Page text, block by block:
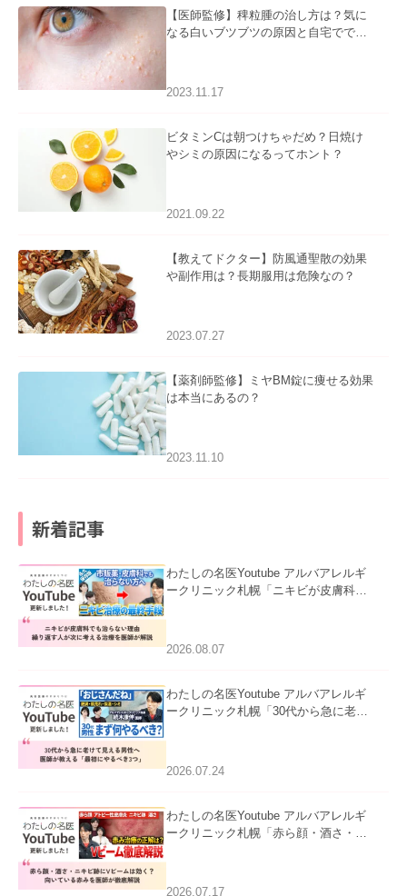
【医師監修】稗粒腫の治し方は？気に
なる白いブツブツの原因と自宅ででき
2023.11.17
ビタミンCは朝つけちゃだめ？日焼け
やシミの原因になるってホント？
2021.09.22
【教えてドクター】防風通聖散の効果
や副作用は？長期服用は危険なの？
2023.07.27
【薬剤師監修】ミヤBM錠に痩せる効果
は本当にあるの？
2023.11.10
新着記事
わたしの名医Youtube アルバアレルギ
ークリニック札幌「ニキビが皮膚科で
ました。
2026.08.07
わたしの名医Youtube アルバアレルギ
ークリニック札幌「30代から急に老け
た。
2026.07.24
わたしの名医Youtube アルバアレルギ
ークリニック札幌「赤ら顔・酒さ・ニ
ました。
2026.07.17